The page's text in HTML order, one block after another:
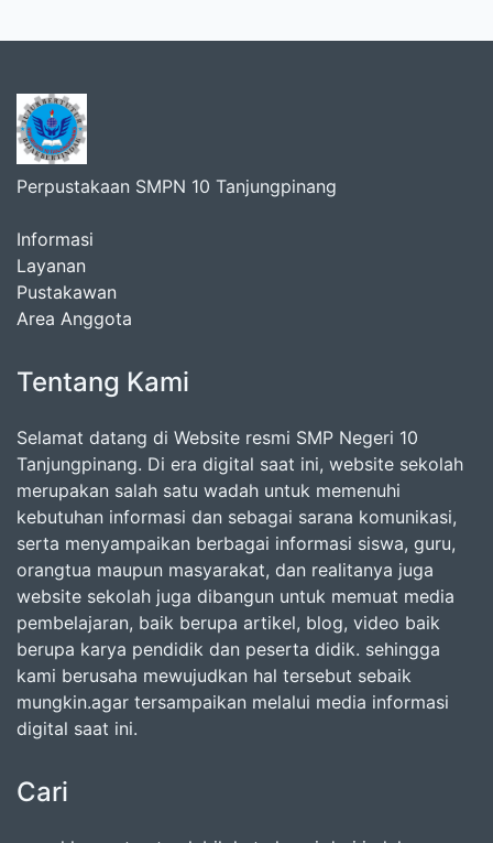
Perpustakaan SMPN 10 Tanjungpinang
Informasi
Layanan
Pustakawan
Area Anggota
Tentang Kami
Selamat datang di Website resmi SMP Negeri 10
Tanjungpinang. Di era digital saat ini, website sekolah
merupakan salah satu wadah untuk memenuhi
kebutuhan informasi dan sebagai sarana komunikasi,
serta menyampaikan berbagai informasi siswa, guru,
orangtua maupun masyarakat, dan realitanya juga
website sekolah juga dibangun untuk memuat media
pembelajaran, baik berupa artikel, blog, video baik
berupa karya pendidik dan peserta didik. sehingga
kami berusaha mewujudkan hal tersebut sebaik
mungkin.agar tersampaikan melalui media informasi
digital saat ini.
Cari